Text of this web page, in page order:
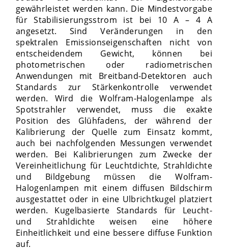
gewährleistet werden kann. Die Mindestvorgabe
für Stabilisierungsstrom ist bei 10 A – 4 A
angesetzt. Sind Veränderungen in den
spektralen Emissionseigenschaften nicht von
entscheidendem Gewicht, können bei
photometrischen oder radiometrischen
Anwendungen mit Breitband-Detektoren auch
Standards zur Stärkenkontrolle verwendet
werden. Wird die Wolfram-Halogenlampe als
Spotstrahler verwendet, muss die exakte
Position des Glühfadens, der während der
Kalibrierung der Quelle zum Einsatz kommt,
auch bei nachfolgenden Messungen verwendet
werden. Bei Kalibrierungen zum Zwecke der
Vereinheitlichung für Leuchtdichte, Strahldichte
und Bildgebung müssen die Wolfram-
Halogenlampen mit einem diffusen Bildschirm
ausgestattet oder in eine Ulbrichtkugel platziert
werden. Kugelbasierte Standards für Leucht-
und Strahldichte weisen eine höhere
Einheitlichkeit und eine bessere diffuse Funktion
auf.